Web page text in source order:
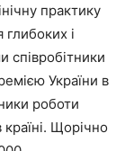
практику
глибоких і
співробітники
України в
роботи
Щорічно